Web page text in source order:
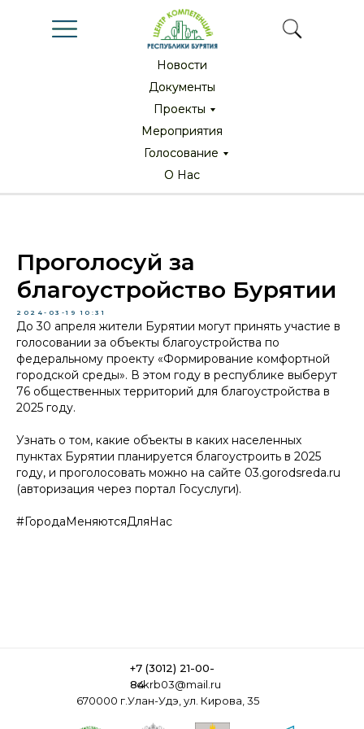
Новости
Новости
Документы
Документы
Мероприятия
Мероприятия
Проекты
Проекты
О Нас
О Нас
Голосование
Голосование
Проголосуй за
благоустройство Бурятии
2024-03-19 10:31
До 30 апреля жители Бурятии могут принять участие в
голосовании за объекты благоустройства по
федеральному проекту «Формирование комфортной
городской среды». В этом году в республике выберут
76 общественных территорий для благоустройства в
2025 году.
Узнать о том, какие объекты в каких населенных
пунктах Бурятии планируется благоустроить в 2025
году, и проголосовать можно на сайте 03.gorodsreda.ru
(авторизация через портал Госуслуги).
#ГородаМеняютсяДляНас
+7 (3012) 21-00-
84ckrb03@mail.ru
670000 г.Улан-Удэ, ул. Кирова, 35